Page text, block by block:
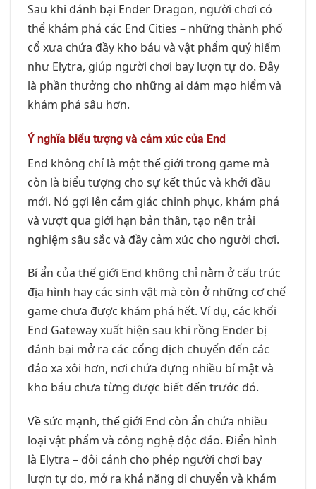
Sau khi đánh bại Ender Dragon, người chơi có
thể khám phá các End Cities – những thành phố
cổ xưa chứa đầy kho báu và vật phẩm quý hiếm
như Elytra, giúp người chơi bay lượn tự do. Đây
là phần thưởng cho những ai dám mạo hiểm và
khám phá sâu hơn.
Ý nghĩa biểu tượng và cảm xúc của End
End không chỉ là một thế giới trong game mà
còn là biểu tượng cho sự kết thúc và khởi đầu
mới. Nó gợi lên cảm giác chinh phục, khám phá
và vượt qua giới hạn bản thân, tạo nên trải
nghiệm sâu sắc và đầy cảm xúc cho người chơi.
Bí ẩn của thế giới End không chỉ nằm ở cấu trúc
địa hình hay các sinh vật mà còn ở những cơ chế
game chưa được khám phá hết. Ví dụ, các khối
End Gateway xuất hiện sau khi rồng Ender bị
đánh bại mở ra các cổng dịch chuyển đến các
đảo xa xôi hơn, nơi chứa đựng nhiều bí mật và
kho báu chưa từng được biết đến trước đó.
Về sức mạnh, thế giới End còn ẩn chứa nhiều
loại vật phẩm và công nghệ độc đáo. Điển hình
là Elytra – đôi cánh cho phép người chơi bay
lượn tự do, mở ra khả năng di chuyển và khám